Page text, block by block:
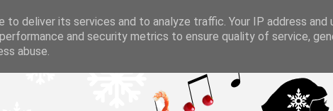
to deliver its services and to analyze traffic. Your IP address and
and security metrics to ensure quality of service,
abuse.